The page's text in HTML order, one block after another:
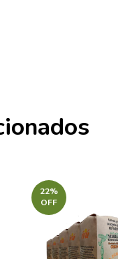
22%
OFF